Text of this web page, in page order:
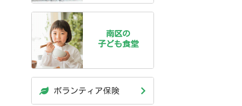
南区の
子ども食堂
ボランティア保険